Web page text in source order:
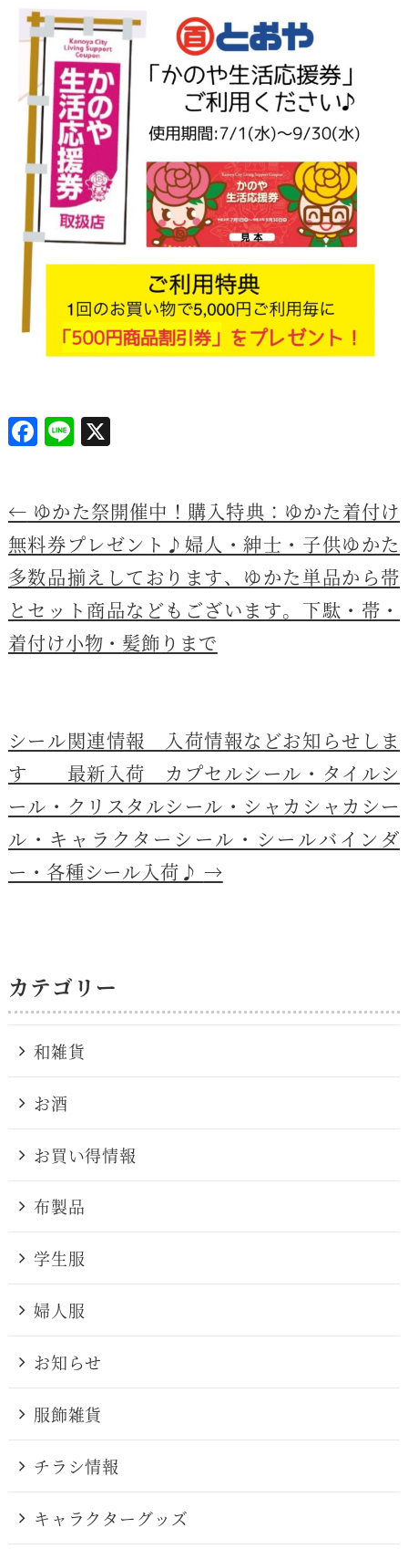
F
a
e
b
o
o
k
Li
n
X
← ゆかた祭開催中！購入特典：ゆかた着付け
無料券プレゼント♪婦人・紳士・子供ゆかた
多数品揃えしております、ゆかた単品から帯
とセット商品などもございます。下駄・帯・
着付け小物・髪飾りまで
シール関連情報 入荷情報などお知らせしま
す 最新入荷 カプセルシール・タイルシ
ール・クリスタルシール・シャカシャカシー
ル・キャラクターシール・シールバインダ
ー・各種シール入荷♪ →
カテゴリー
和雑貨
お酒
お買い得情報
布製品
学生服
婦人服
お知らせ
服飾雑貨
チラシ情報
キャラクターグッズ